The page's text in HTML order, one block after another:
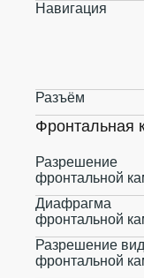
Навигация
Разъём
Фронтальная
Разрешение
фронтальной
Диафрагма
фронтальной
Разрешение
фронтальной